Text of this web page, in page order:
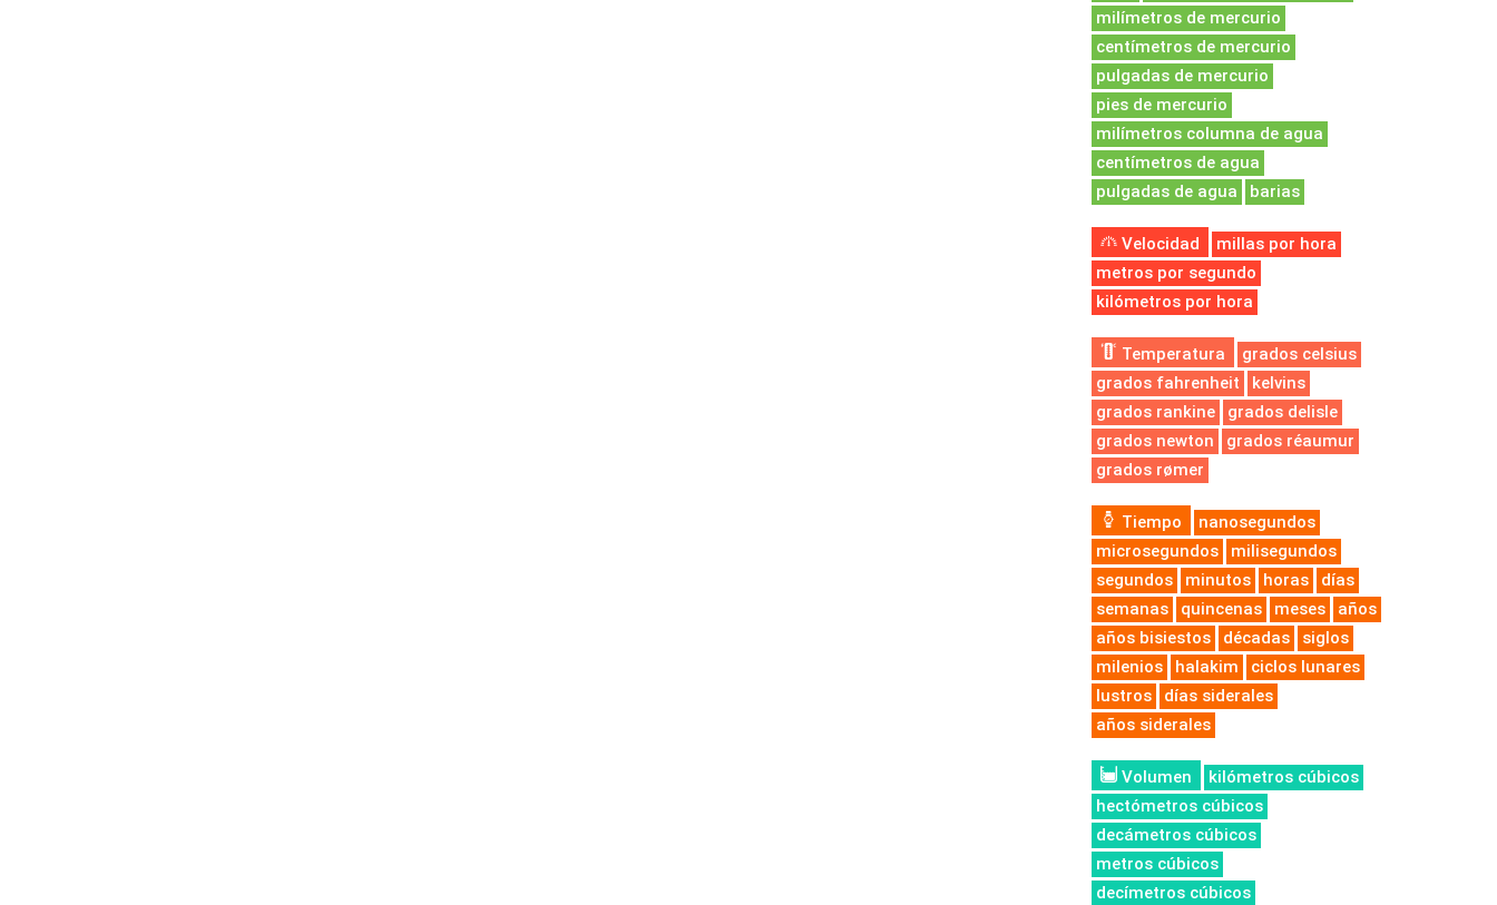
milímetros de mercurio
centímetros de mercurio
pulgadas de mercurio
pies de mercurio
milímetros columna de agua
centímetros de agua
pulgadas de agua
barias
Velocidad
millas por hora
metros por segundo
kilómetros por hora
Temperatura
grados celsius
grados fahrenheit
kelvins
grados rankine
grados delisle
grados newton
grados réaumur
grados rømer
Tiempo
nanosegundos
microsegundos
milisegundos
segundos
minutos horas
días
semanas
quincenas meses
años
años bisiestos
décadas
siglos
milenios
halakim
ciclos lunares
lustros
días siderales
años siderales
Volumen
kilómetros cúbicos
hectómetros cúbicos
decámetros cúbicos
metros cúbicos
decímetros cúbicos